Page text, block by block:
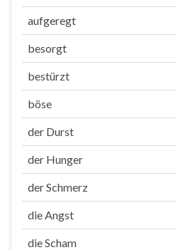
aufgeregt
besorgt
bestürzt
böse
der Durst
der Hunger
der Schmerz
die Angst
die Scham